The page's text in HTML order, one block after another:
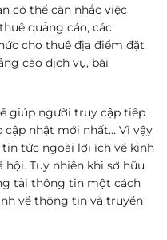
có thể cân nhắc việc
quảng cáo, các
cho thuê địa điểm đặt
cáo dịch vụ, bài
giúp người truy cập tiếp
nhật mới nhất… Vì vậy
tức ngoài lợi ích về kinh
Tuy nhiên khi sở hữu
tải thông tin một cách
về thông tin và truyền